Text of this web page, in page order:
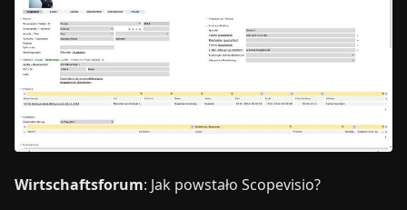
Wirtschaftsforum: Jak powstało Scopevisio?